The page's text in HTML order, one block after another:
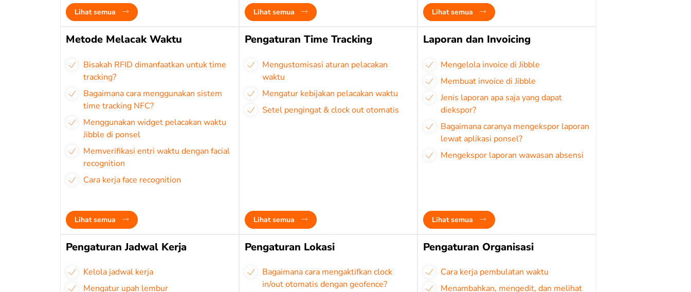
Lihat semua Lihat semua Lihat semua
Metode Melacak Waktu
Bisakah RFID dimanfaatkan untuk time
tracking?
Bagaimana cara menggunakan sistem
time tracking NFC?
Menggunakan widget pelacakan waktu
Jibble di ponsel
Memverifikasi entri waktu dengan facial
recognition
Cara kerja face recognition
Lihat semua
Pengaturan Time Tracking
Mengustomisasi aturan pelacakan
waktu
Mengatur kebijakan pelacakan waktu
Setel pengingat & clock out otomatis
Lihat semua
Laporan dan Invoicing
Mengelola invoice di Jibble
Membuat invoice di Jibble
Jenis laporan apa saja yang dapat
diekspor?
Bagaimana caranya mengekspor laporan
lewat aplikasi ponsel?
Mengekspor laporan wawasan absensi
Lihat semua
Pengaturan Jadwal Kerja
Kelola jadwal kerja
Mengatur upah lembur
Pengaturan Lokasi
Bagaimana cara mengaktifkan clock
in/out otomatis dengan geofence?
Pengaturan Organisasi
Cara kerja pembulatan waktu
Menambahkan, mengedit, dan melihat